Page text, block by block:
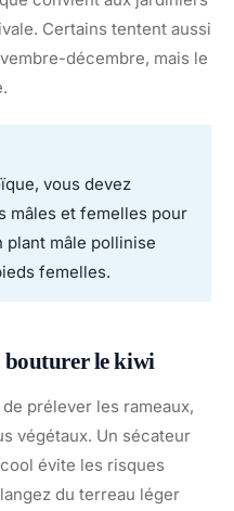
Certains tentent aussi
décembre, mais le
vous devez
mâles et femelles pour
mâle pollinise
femelles.
bouturer le kiwi
prélever les rameaux,
végétaux. Un sécateur
évite les risques
du terreau léger